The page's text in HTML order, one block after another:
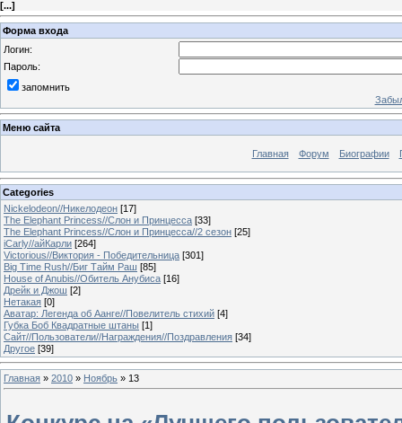
[...]
Форма входа
Логин:
Пароль:
запомнить
Меню сайта
Главная Форум Биографии
Categories
Nickelodeon//Никелодеон [17]
The Elephant Princess//Слон и Принцесса [33]
The Elephant Princess//Слон и Принцесса//2 сезон [25]
iCarly//айКарли [264]
Victorious//Виктория - Победительница [301]
Big Time Rush//Биг Тайм Раш [85]
House of Anubis//Обитель Анубиса [16]
Дрейк и Джош [2]
Нетакая [0]
Аватар: Легенда об Аанге//Повелитель стихий [4]
Губка Боб Квадратные штаны [1]
Сайт//Пользователи//Награждения//Поздравления [34]
Другое [39]
Главная » 2010 » Ноябрь » 13